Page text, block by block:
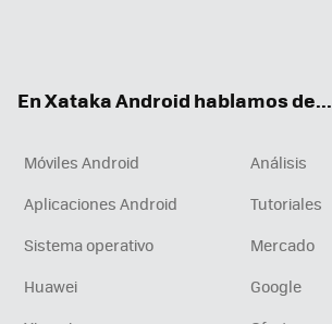
En Xataka Android hablamos de...
Móviles Android
Análisis
Aplicaciones Android
Tutoriales
Sistema operativo
Mercado
Huawei
Google